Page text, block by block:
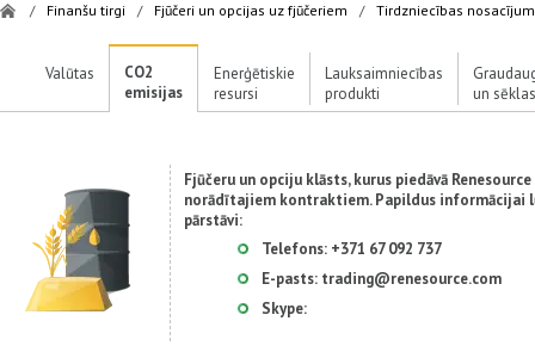
/ Finanšu tirgi / Fjūčeri un opcijas uz fjūčeriem / Tirdzniecības
Valūtas
CO2
emisijas
Enerģētiskie
resursi
Lauksaimniecības
produkti
un sēklas
Fjūčeru un opciju klāsts, kurus piedāvā
norādītajiem kontraktiem. Papildus informācijai
pārstāvi:
Telefons: +371 67 092 737
E-pasts: trading@renesource.com
Skype: